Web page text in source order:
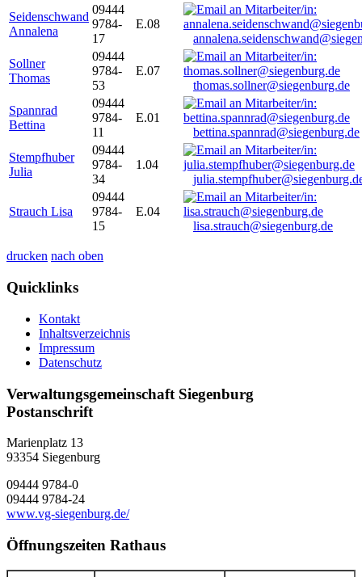
Seidenschwand
Annalena
09444
9784-
17
E.08
Sollner
Thomas
09444
9784-
53
E.07
thomas.sollner@siegenburg.de
Spannrad
Bettina
09444
9784-
11
E.01
bettina.spannrad@siegenburg.de
Stempfhuber
Julia
09444
9784-
34
1.04
Strauch Lisa
09444
9784-
15
E.04
lisa.strauch@siegenburg.de
drucken nach oben
Quicklinks
Kontakt
Inhaltsverzeichnis
Impressum
Datenschutz
Verwaltungsgemeinschaft Siegenburg
Postanschrift
Marienplatz 13
93354 Siegenburg
09444 9784-0
09444 9784-24
www.vg-siegenburg.de/
Öffnungszeiten Rathaus